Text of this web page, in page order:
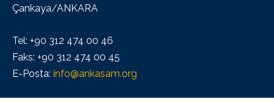
Çankaya/ANKARA
Tel: +90 312 474 00 46
Faks: +90 312 474 00 45
E-Posta: info@ankasam.org